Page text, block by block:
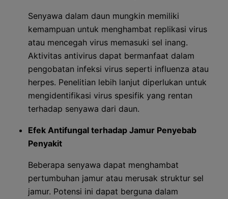
Senyawa dalam daun mungkin memiliki
kemampuan untuk menghambat replikasi virus
atau mencegah virus memasuki sel inang.
Aktivitas antivirus dapat bermanfaat dalam
pengobatan infeksi virus seperti influenza atau
herpes. Penelitian lebih lanjut diperlukan untuk
mengidentifikasi virus spesifik yang rentan
terhadap senyawa dari daun.
Efek Antifungal terhadap Jamur Penyebab
Penyakit
Beberapa senyawa dapat menghambat
pertumbuhan jamur atau merusak struktur sel
jamur. Potensi ini dapat berguna dalam